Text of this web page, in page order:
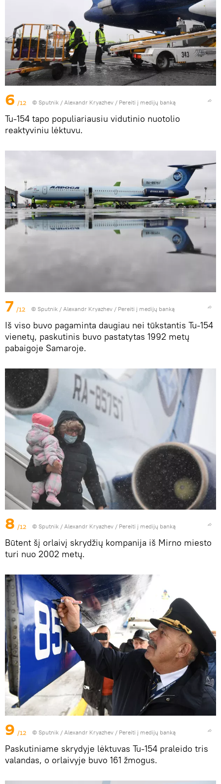
6 /12 © Sputnik / Alexandr Kryazhev / Pereiti į medijų banką
Tu-154 tapo populiariausiu vidutinio nuotolio
reaktyviniu lėktuvu.
7 /12 © Sputnik / Alexandr Kryazhev / Pereiti į medijų banką
Iš viso buvo pagaminta daugiau nei tūkstantis Tu-154
vienetų, paskutinis buvo pastatytas 1992 metų
pabaigoje Samaroje.
8 /12 © Sputnik / Alexandr Kryazhev / Pereiti į medijų banką
Būtent šį orlaivį skrydžių kompanija iš Mirno miesto
turi nuo 2002 metų.
9 /12 © Sputnik / Alexandr Kryazhev / Pereiti į medijų banką
Paskutiniame skrydyje lėktuvas Tu-154 praleido tris
valandas, o orlaivyje buvo 161 žmogus.